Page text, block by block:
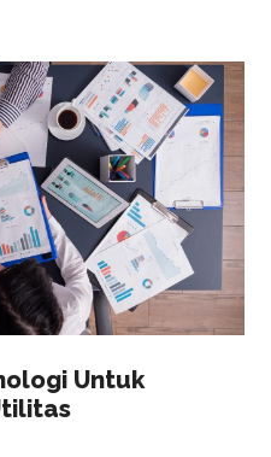
Untuk